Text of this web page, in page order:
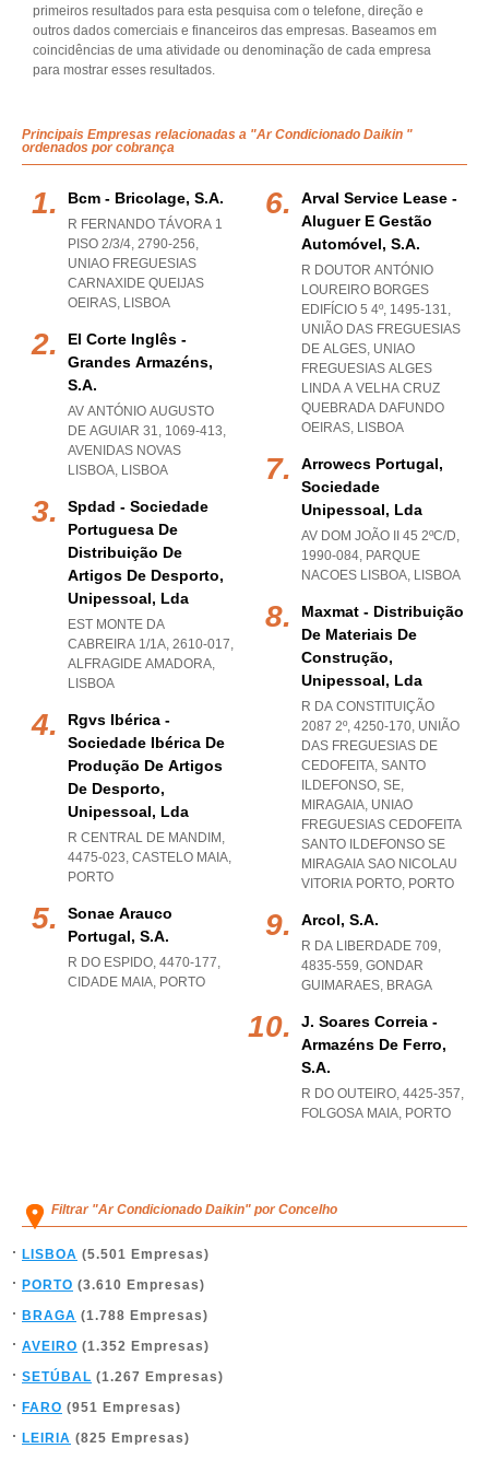
primeiros resultados para esta pesquisa com o telefone, direção e
outros dados comerciais e financeiros das empresas. Baseamos em
coincidências de uma atividade ou denominação de cada empresa
para mostrar esses resultados.
Principais Empresas relacionadas a "Ar Condicionado Daikin "
ordenados por cobrança
Bcm - Bricolage, S.a.
R FERNANDO TÁVORA 1
PISO 2/3/4, 2790-256,
UNIAO FREGUESIAS
CARNAXIDE QUEIJAS
OEIRAS, LISBOA
El Corte Inglês -
Grandes Armazéns,
S.a.
AV ANTÓNIO AUGUSTO
DE AGUIAR 31, 1069-413,
AVENIDAS NOVAS
LISBOA, LISBOA
Spdad - Sociedade
Portuguesa De
Distribuição De
Artigos De Desporto,
Unipessoal, Lda
EST MONTE DA
CABREIRA 1/1A, 2610-017,
ALFRAGIDE AMADORA,
LISBOA
Rgvs Ibérica -
Sociedade Ibérica De
Produção De Artigos
De Desporto,
Unipessoal, Lda
R CENTRAL DE MANDIM,
4475-023, CASTELO MAIA,
PORTO
Sonae Arauco
Portugal, S.a.
R DO ESPIDO, 4470-177,
CIDADE MAIA, PORTO
Arval Service Lease -
Aluguer E Gestão
Automóvel, S.a.
R DOUTOR ANTÓNIO
LOUREIRO BORGES
EDIFÍCIO 5 4º, 1495-131,
UNIÃO DAS FREGUESIAS
DE ALGES, UNIAO
FREGUESIAS ALGES
LINDA A VELHA CRUZ
QUEBRADA DAFUNDO
OEIRAS, LISBOA
Arrowecs Portugal,
Sociedade
Unipessoal, Lda
AV DOM JOÃO II 45 2ºC/D,
1990-084, PARQUE
NACOES LISBOA, LISBOA
Maxmat - Distribuição
De Materiais De
Construção,
Unipessoal, Lda
R DA CONSTITUIÇÃO
2087 2º, 4250-170, UNIÃO
DAS FREGUESIAS DE
CEDOFEITA, SANTO
ILDEFONSO, SE,
MIRAGAIA, UNIAO
FREGUESIAS CEDOFEITA
SANTO ILDEFONSO SE
MIRAGAIA SAO NICOLAU
VITORIA PORTO, PORTO
Arcol, S.a.
R DA LIBERDADE 709,
4835-559, GONDAR
GUIMARAES, BRAGA
J. Soares Correia -
Armazéns De Ferro,
S.a.
R DO OUTEIRO, 4425-357,
FOLGOSA MAIA, PORTO
Filtrar "Ar Condicionado Daikin" por Concelho
LISBOA (5.501 Empresas)
PORTO (3.610 Empresas)
BRAGA (1.788 Empresas)
AVEIRO (1.352 Empresas)
SETÚBAL (1.267 Empresas)
FARO (951 Empresas)
LEIRIA (825 Empresas)